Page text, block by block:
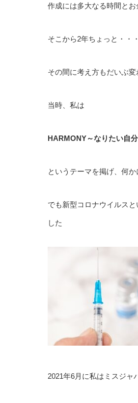
作成には多大なる時間と
そこから2年ちょっと・・・
その間に考え方もだいぶ
当時、私は
HARMONY～なりたい自
というテーマを掲げ、何
でも新型コロナウイルス
した
2021年6月に私はミスジャ